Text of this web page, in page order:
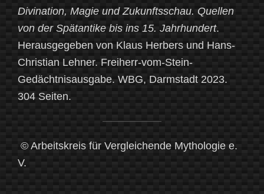
Divination, Magie und Zukunftsschau. Quellen
von der Spätantike bis ins 15. Jahrhundert.
Herausgegeben von Klaus Herbers und Hans-
Christian Lehner. Freiherr-vom-Stein-
Gedächtnisausgabe. WBG, Darmstadt 2023.
304 Seiten.
© Arbeitskreis für Vergleichende Mythologie e.
V.